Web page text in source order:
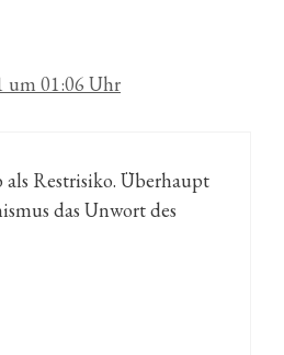
um 01:06 Uhr
als Restrisiko. Überhaupt
das Unwort des